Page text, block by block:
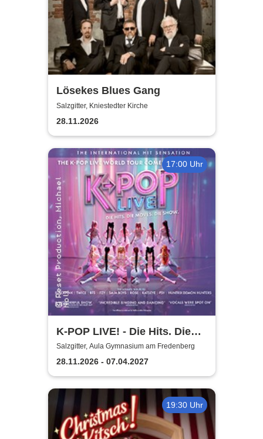
Lösekes Blues Gang
Salzgitter, Kniestedter Kirche
28.11.2026
17:00 Uhr
K-POP LIVE! - Die Hits. Die
Moves. Die Show.
Salzgitter, Aula Gymnasium am Fredenberg
28.11.2026 - 07.04.2027
19:30 Uhr